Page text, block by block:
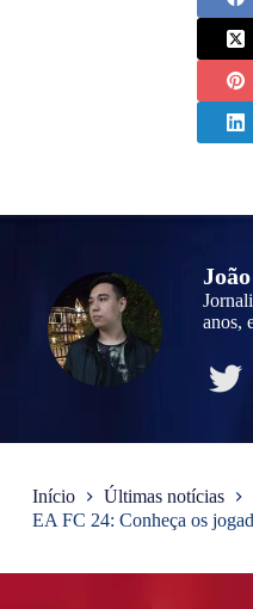
anos,
Início
Últimas notícias
EA FC 24: Conheça os